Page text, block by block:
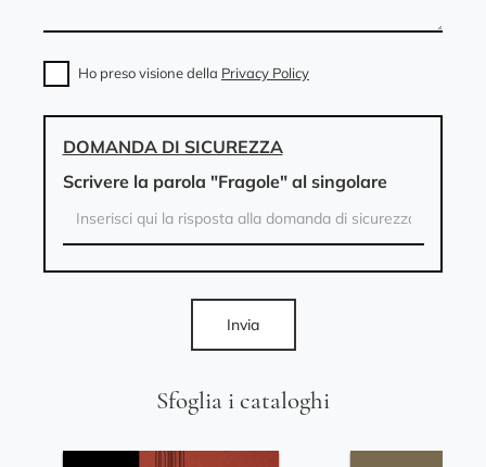
Sfoglia i cataloghi
Ho preso visione della Privacy Policy
DOMANDA DI SICUREZZA
Scrivere la parola "Fragole" al singolare
Invia